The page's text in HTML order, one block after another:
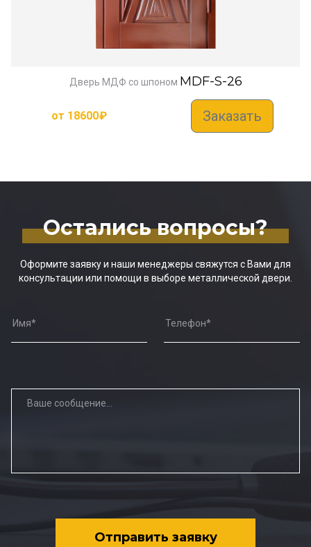
Дверь МДФ со шпоном MDF-S-26
от 18600₽ Заказать
Остались вопросы?
Оформите заявку и наши менеджеры свяжутся с Вами для
консультации или помощи в выборе металлической двери.
Отправить заявку